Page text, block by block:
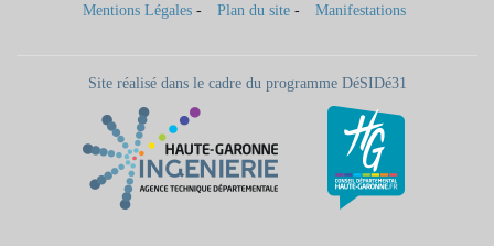
Mentions Légales - Plan du site - Manifestations
Site réalisé dans le cadre du programme DéSIDé31